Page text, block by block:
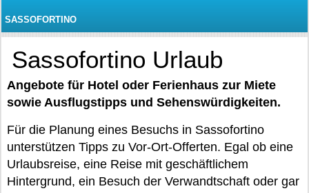
SASSOFORTINO
Sassofortino Urlaub
Angebote für Hotel oder Ferienhaus zur Miete
sowie Ausflugstipps und Sehenswürdigkeiten.
Für die Planung eines Besuchs in Sassofortino
unterstützen Tipps zu Vor-Ort-Offerten. Egal ob eine
Urlaubsreise, eine Reise mit geschäftlichem
Hintergrund, ein Besuch der Verwandtschaft oder gar